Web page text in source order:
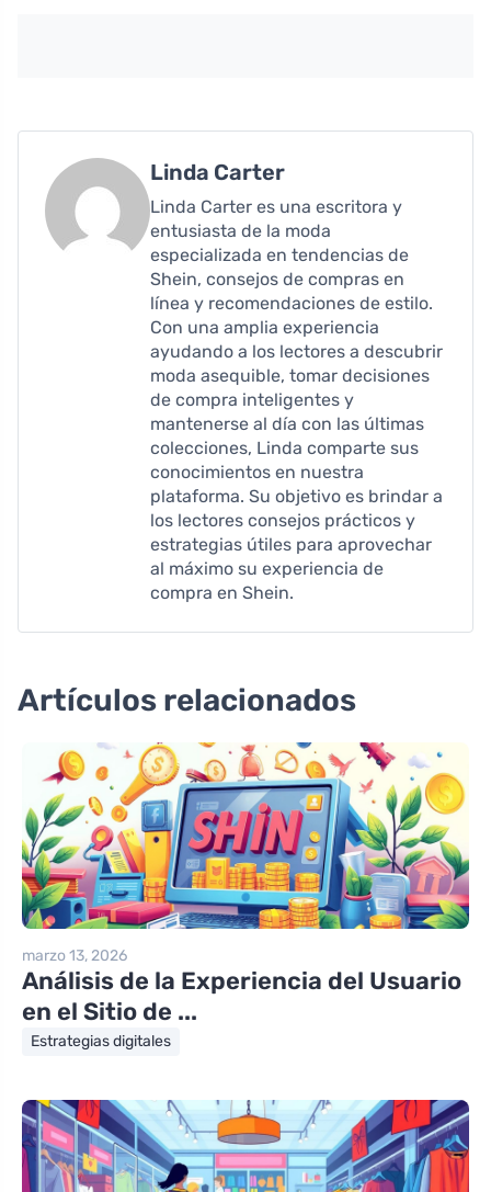
Linda Carter
Linda Carter es una escritora y
entusiasta de la moda
especializada en tendencias de
Shein, consejos de compras en
línea y recomendaciones de estilo.
Con una amplia experiencia
ayudando a los lectores a descubrir
moda asequible, tomar decisiones
de compra inteligentes y
mantenerse al día con las últimas
colecciones, Linda comparte sus
conocimientos en nuestra
plataforma. Su objetivo es brindar a
los lectores consejos prácticos y
estrategias útiles para aprovechar
al máximo su experiencia de
compra en Shein.
Artículos relacionados
marzo 13, 2026
Análisis de la Experiencia del Usuario
en el Sitio de ...
Estrategias digitales